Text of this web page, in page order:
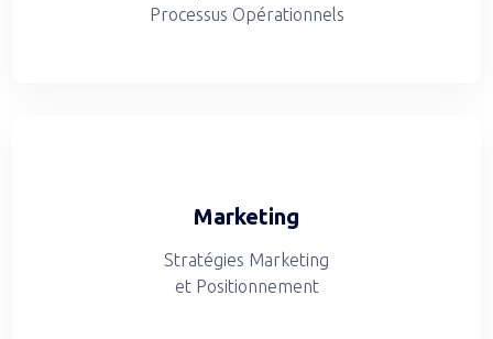
Processus Opérationnels
Marketing
Stratégies Marketing
et Positionnement